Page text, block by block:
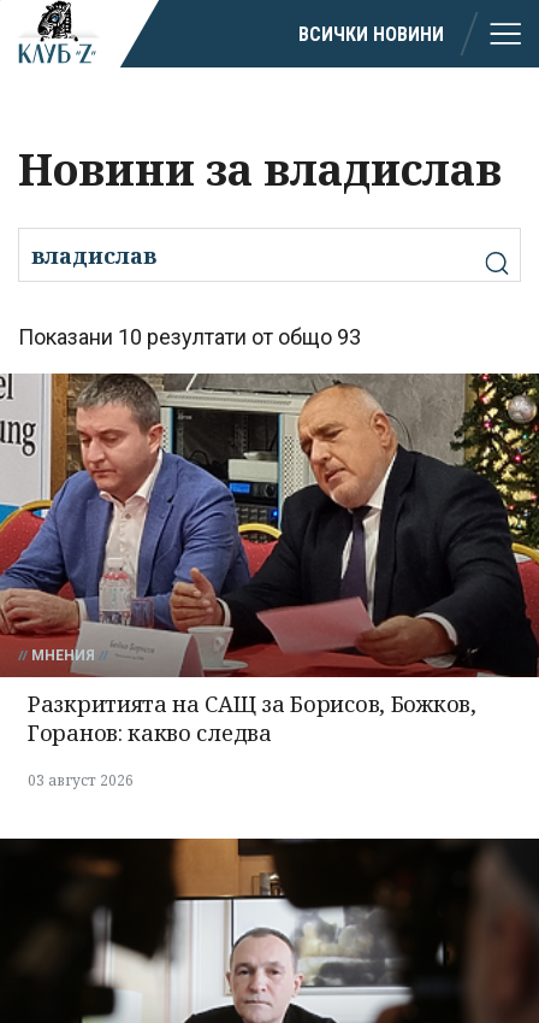
ВСИЧКИ НОВИНИ
Новини за владислав
Показани 10 резултати от общо 93
МНЕНИЯ
Разкритията на САЩ за Борисов, Божков,
Горанов: какво следва
03 август 2026